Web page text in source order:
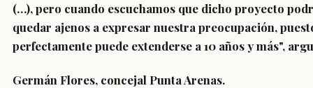
(…), pero cuando escuchamos que dicho proyecto
quedar ajenos a expresar nuestra preocupación,
perfectamente puede extenderse a 10 años y más",
Germán Flores, concejal Punta Arenas.